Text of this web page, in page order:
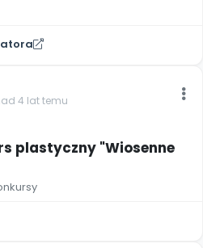
4 lat temu
plastyczny "Wiosenne